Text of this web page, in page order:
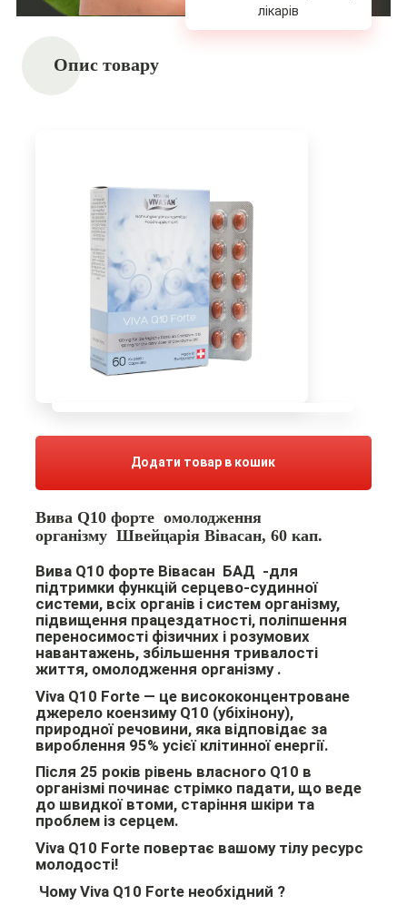
лікарів
Опис товару
Додати товар в кошик
Вива Q10 форте омолодження
організму Швейцарія Вівасан, 60 кап.
Вива Q10 форте Вівасан БАД -для
підтримки функцій серцево-судинної
системи, всіх органів і систем організму,
підвищення працездатності, поліпшення
переносимості фізичних і розумових
навантажень, збільшення тривалості
життя, омолодження організму .
Viva Q10 Forte— це висококонцентроване
джерело коензиму Q10 (убіхінону),
природної речовини, яка відповідає за
вироблення 95% усієї клітинної енергії.
Після 25 років рівень власного Q10 в
організмі починає стрімко падати, що веде
до швидкої втоми, старіння шкіри та
проблем із серцем.
Viva Q10 Forte повертає вашому тілу ресурс
молодості!
Чому Viva Q10 Forte необхідний ?